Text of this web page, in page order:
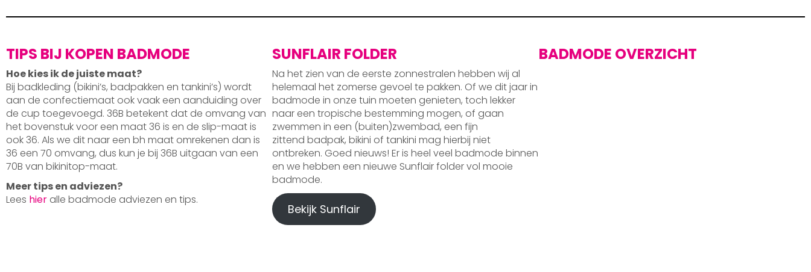
TIPS BIJ KOPEN BADMODE
Hoe kies ik de juiste maat?
Bij badkleding (bikini’s, badpakken en tankini’s) wordt
aan de confectiemaat ook vaak een aanduiding over
de cup toegevoegd. 36B betekent dat de omvang van
het bovenstuk voor een maat 36 is en de slip-maat is
ook 36. Als we dit naar een bh maat omrekenen dan is
36 een 70 omvang, dus kun je bij 36B uitgaan van een
70B van bikinitop-maat.
Meer tips en adviezen?
Lees hier alle badmode adviezen en tips.
SUNFLAIR FOLDER
Na het zien van de eerste zonnestralen hebben wij al
helemaal het zomerse gevoel te pakken. Of we dit jaar in
badmode in onze tuin moeten genieten, toch lekker
naar een tropische bestemming mogen, of gaan
zwemmen in een (buiten)zwembad, een fijn
zittend badpak, bikini of tankini mag hierbij niet
ontbreken. Goed nieuws! Er is heel veel badmode binnen
en we hebben een nieuwe Sunflair folder vol mooie
badmode.
Bekijk Sunflair
BADMODE OVERZICHT